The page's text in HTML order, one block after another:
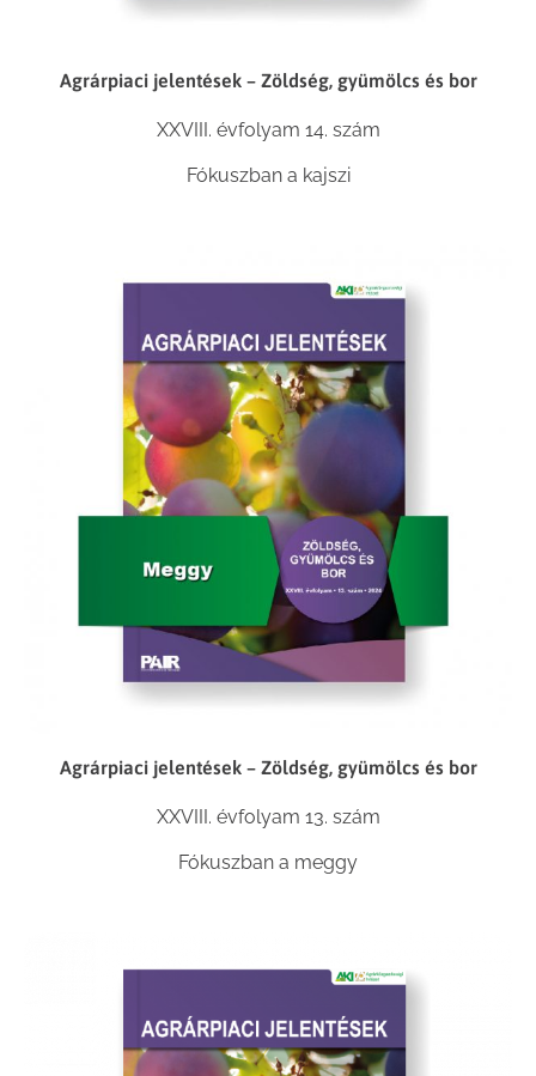
Agrárpiaci jelentések – Zöldség, gyümölcs és bor
XXVIII. évfolyam 14. szám
Fókuszban a kajszi
Agrárpiaci jelentések – Zöldség, gyümölcs és bor
XXVIII. évfolyam 13. szám
Fókuszban a meggy